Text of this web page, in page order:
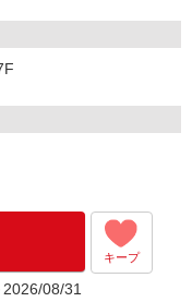
接・事務所面接と選べま
す！
キープ
08/31